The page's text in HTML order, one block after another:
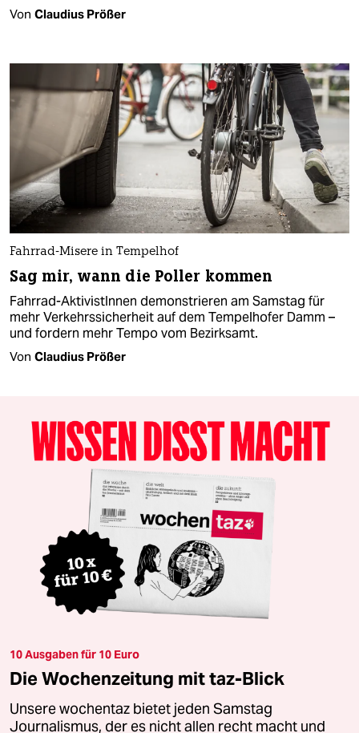
Von Claudius Prößer
Fahrrad-Misere in Tempelhof
Sag mir, wann die Poller kommen
Fahrrad-AktivistInnen demonstrieren am Samstag für
mehr Verkehrssicherheit auf dem Tempelhofer Damm –
und fordern mehr Tempo vom Bezirksamt.
Von Claudius Prößer
10 Ausgaben für 10 Euro
Die Wochenzeitung mit taz-Blick
Unsere wochentaz bietet jeden Samstag
Journalismus, der es nicht allen recht macht und